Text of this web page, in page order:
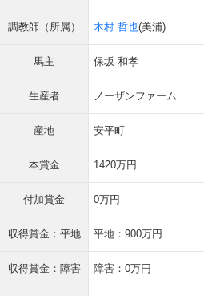
調教師（所属） 木村 哲也(美浦)
馬主 保坂 和孝
生産者 ノーザンファーム
産地 安平町
本賞金 1420万円
付加賞金 0万円
収得賞金：平地 平地：900万円
収得賞金：障害 障害：0万円